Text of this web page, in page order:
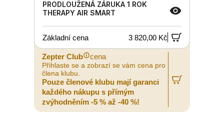
PRODLOUŽENÁ ZÁRUKA 1 ROK
THERAPY AIR SMART
Základní cena 3 820,00 Kč
Zepter Club cena
Přihlaste se a zobrazí se vám cena pro
člena klubu.
Pouze členové klubu mají garanci
každého nákupu s přímým
zvýhodněním -5 % až -40 %!